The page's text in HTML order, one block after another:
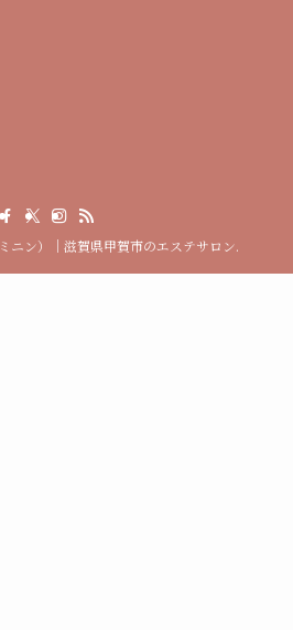
ニン）｜滋賀県甲賀市のエステサロン.